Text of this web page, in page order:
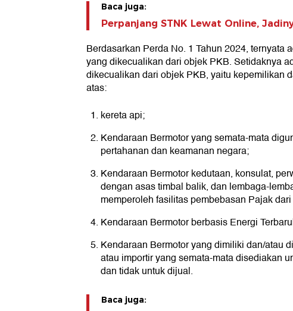
Baca juga:
Perpanjang STNK Lewat Online,
Berdasarkan Perda No. 1 Tahun 2024, ternyata
yang dikecualikan dari objek PKB. Setidaknya
dikecualikan dari objek PKB, yaitu kepemilikan
atas:
kereta api;
Kendaraan Bermotor yang semata-mata
pertahanan dan keamanan negara;
Kendaraan Bermotor kedutaan, konsulat,
dengan asas timbal balik, dan lembaga-
memperoleh fasilitas pembebasan Pajak
Kendaraan Bermotor berbasis Energi
Kendaraan Bermotor yang dimiliki dan/atau
atau importir yang semata-mata disediakan
dan tidak untuk dijual.
Baca juga: